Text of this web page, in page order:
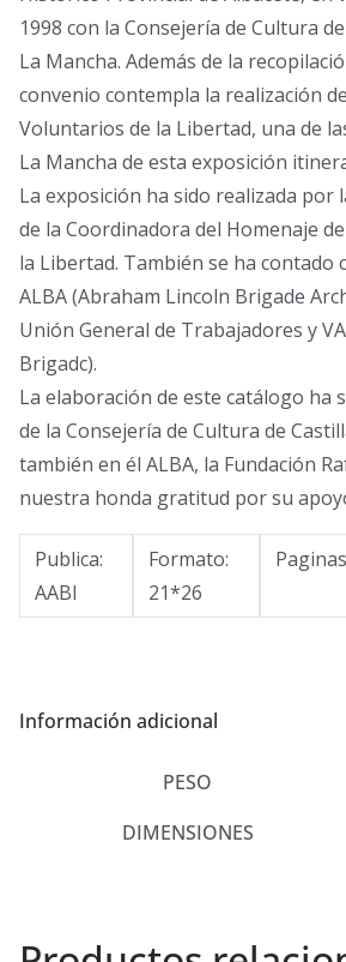
1998 con la Consejería de Cultura
La Mancha. Además de la
convenio contempla la realización
Voluntarios de la Libertad, una de
La Mancha de esta exposición
La exposición ha sido realizada por
de la Coordinadora del Homenaje
la Libertad. También se ha
ALBA (Abraham Lincoln Brigade
Unión General de Trabajadores y
Brigadc).
La elaboración de este catálogo ha
de la Consejería de Cultura de
también en él ALBA, la Fundación
nuestra honda gratitud por su
Publica:
AABI
Formato:
21*26
Información adicional
PESO
DIMENSIONES